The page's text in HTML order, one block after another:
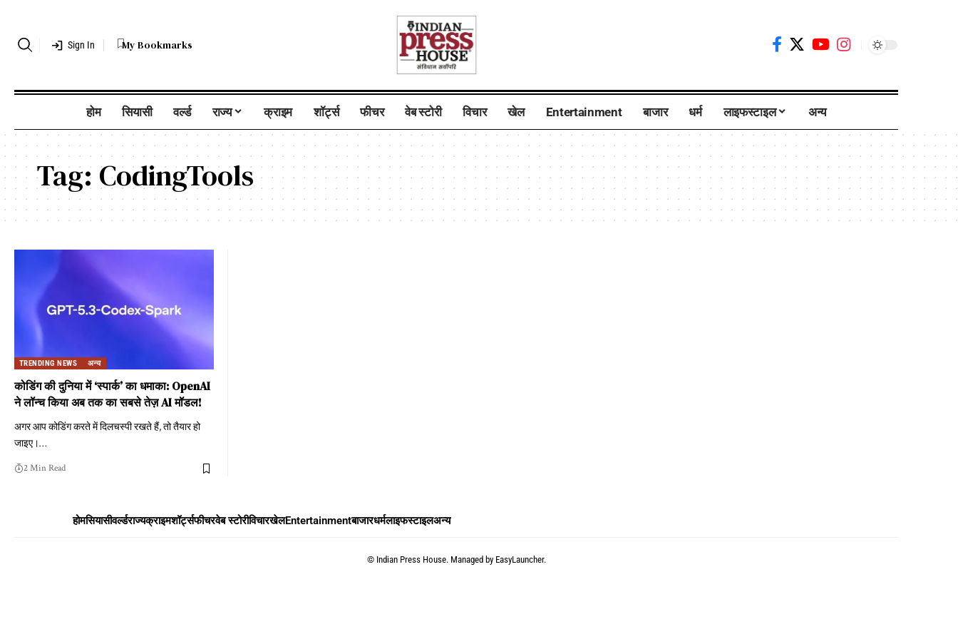
Sign In My Bookmarks
होम सियासी वर्ल्ड राज्य क्राइम शॉर्ट्स फीचर वेब स्टोरी विचार खेल Entertainment बाजार धर्म लाइफस्टाइल अन्य
Tag: CodingTools
TRENDING NEWS अन्य
कोडिंग की दुनिया में ‘स्पार्क’ का धमाका: OpenAI
ने लॉन्च किया अब तक का सबसे तेज़ AI मॉडल!
अगर आप कोडिंग करते में दिलचस्पी रखते हैं, तो तैयार हो
जाइए।…
2 Min Read
होमसियासीवर्ल्डराज्यक्राइमशॉर्ट्सफीचरवेब स्टोरीविचारखेलEntertainmentबाजारधर्मलाइफस्टाइलअन्य
© Indian Press House. Managed by EasyLauncher.